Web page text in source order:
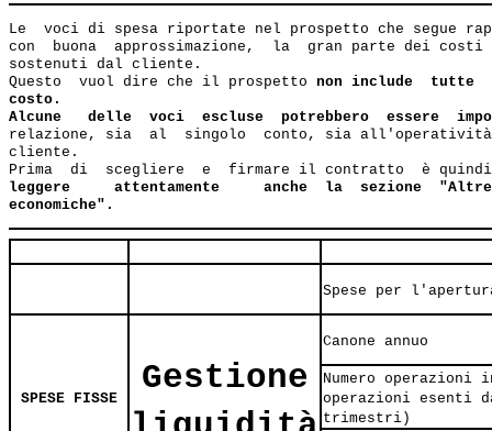
Le  voci di spesa riportate nel prospetto che segue
con  buona  approssimazione,  la  gran parte dei costi
sostenuti dal cliente.
Questo  vuol dire che il prospetto non include  tutte
costo.
Alcune   delle  voci  escluse  potrebbero  essere
relazione, sia  al  singolo  conto, sia
cliente.
Prima  di  scegliere  e  firmare il contratto  è quindi
leggere     attentamente     anche  la  sezione
economiche".
Spese per
SPESE FISSE
Gestione
Canone annuo
Numero operazioni
operazioni
trimestri)